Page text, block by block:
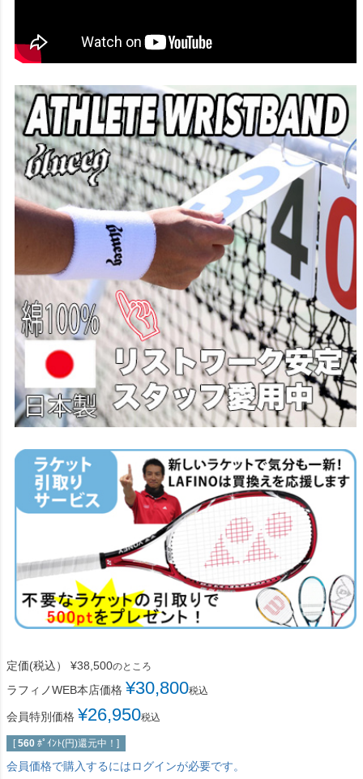
定価(税込） ¥38,500のところ
ラフィノWEB本店価格 ¥30,800税込
会員特別価格 ¥26,950税込
[ 560 ﾎﾟｲﾝﾄ(円)還元中！]
会員価格で購入するにはログインが必要です。